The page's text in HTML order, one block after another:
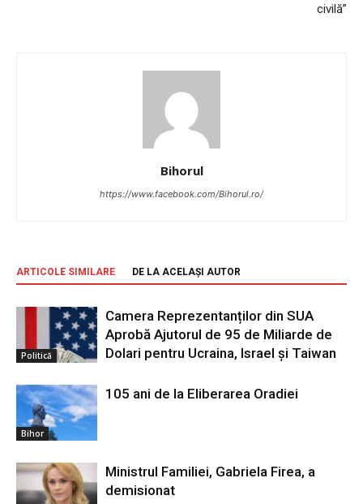
civilă”
Bihorul
https://www.facebook.com/Bihorul.ro/
ARTICOLE SIMILARE DE LA ACELAȘI AUTOR
Politică
Camera Reprezentanților din SUA
Aprobă Ajutorul de 95 de Miliarde de
Dolari pentru Ucraina, Israel și Taiwan
Bihor
105 ani de la Eliberarea Oradiei
Ministrul Familiei, Gabriela Firea, a
demisionat